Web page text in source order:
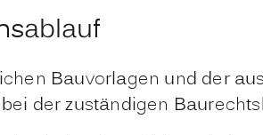
Bauvorlagen und der
der zuständigen